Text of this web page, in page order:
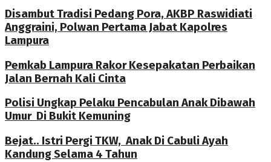
Disambut Tradisi Pedang Pora, AKBP Raswidiati
Anggraini, Polwan Pertama Jabat Kapolres
Lampura
Pemkab Lampura Rakor Kesepakatan Perbaikan
Jalan Bernah Kali Cinta
Polisi Ungkap Pelaku Pencabulan Anak Dibawah
Umur Di Bukit Kemuning
Bejat.. Istri Pergi TKW, Anak Di Cabuli Ayah
Kandung Selama 4 Tahun